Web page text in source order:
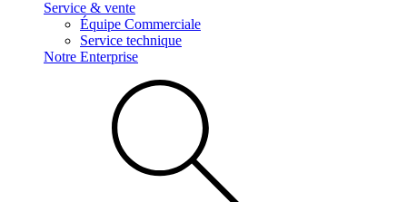
Service & vente
Équipe Commerciale
Service technique
Notre Enterprise